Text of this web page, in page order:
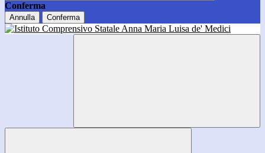
Conferma
Annulla Conferma